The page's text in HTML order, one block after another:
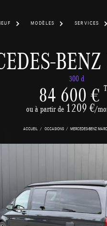
MODÈLES SERVICES
300 d
84 600 €
ou à partir de 1209 €/
ACCUEIL OCCASIONS MERCEDES-BENZ